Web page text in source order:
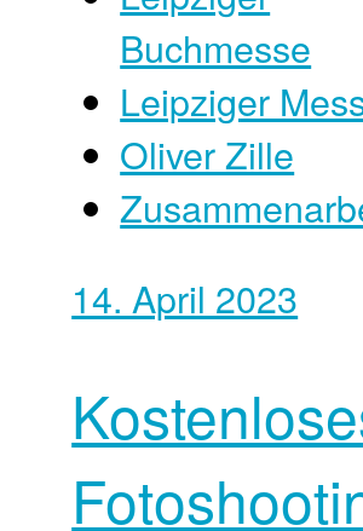
Buchmesse
Leipziger
Oliver Zille
14. April 2023